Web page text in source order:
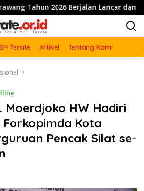
Berjalan Lancar dan Sukses
SH Terate Artikel Tentang Kami
Moerdjoko HW Hadiri
Kota
Pencak Silat se-